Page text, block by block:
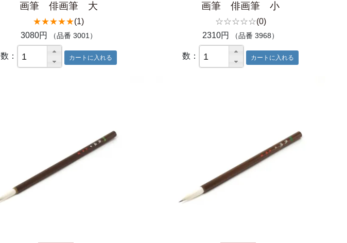
画筆 俳画筆 大
★★★★★(1)
3080円
（品番 3001）
数：
画筆 俳画筆 小
☆☆☆☆☆(0)
2310円
（品番 3968）
数：